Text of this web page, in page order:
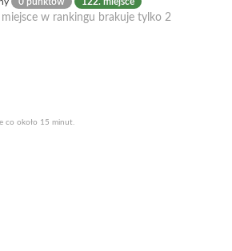
w rankingu brakuje tylko 2
co około 15 minut.